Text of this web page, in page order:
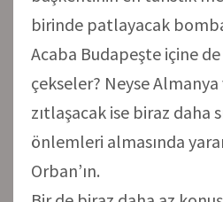
birinde patlayacak
Acaba Budapeşte içine
çekseler? Neyse Almanya
zıtlaşacak ise biraz daha
önlemleri almasında
Orban’ın.